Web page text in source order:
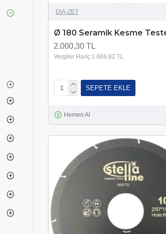
DIA-ZET
Ø 180 Seramik Kesme
2.000,30 TL
Vergiler Hariç:1.666,92 TL
SEPETE EKLE
Hemen Al